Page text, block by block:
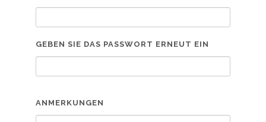
GEBEN SIE DAS PASSWORT ERNEUT EIN
ANMERKUNGEN